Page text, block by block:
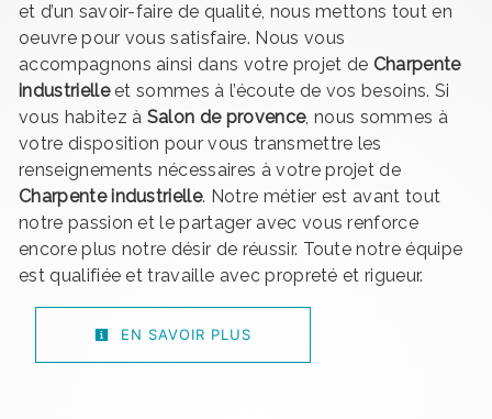
et d’un savoir-faire de qualité, nous mettons tout en
oeuvre pour vous satisfaire. Nous vous
accompagnons ainsi dans votre projet de Charpente
industrielleet sommes à l’écoute de vos besoins. Si
vous habitez à Salon de provence, nous sommes à
votre disposition pour vous transmettre les
renseignements nécessaires à votre projet de
Charpente industrielle. Notre métier est avant tout
notre passion et le partager avec vous renforce
encore plus notre désir de réussir. Toute notre équipe
est qualifiée et travaille avec propreté et rigueur.
EN SAVOIR PLUS